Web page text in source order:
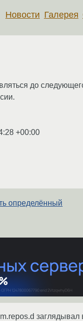
Новости Галерея
до
+00:00
определённый